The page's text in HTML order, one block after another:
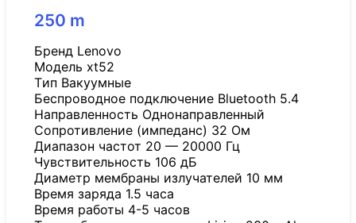
250 m
Бренд Lenovo
Модель xt52
Tип Вакуумные
Беспроводное подключение Bluetooth 5.4
Направленность Однонаправленный
Сопротивление (импеданс) 32 Ом
Диапазон частот 20 — 20000 Гц
Чувствительность 106 дБ
Диаметр мембраны излучателей 10 мм
Время заряда 1.5 часа
Время работы 4-5 часов